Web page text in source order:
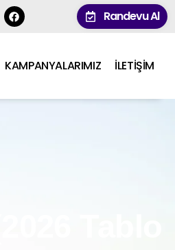
Randevu Al
KAMPANYALARIMIZ İLETİŞİM
Tablo